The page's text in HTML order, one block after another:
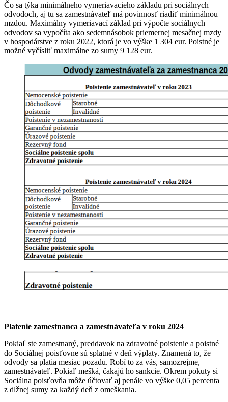
Čo sa týka minimálneho vymeriavacieho základu pri sociálnych
odvodoch, aj tu sa zamestnávateľ má povinnosť riadiť minimálnou
mzdou. Maximálny vymeriavací základ pri výpočte sociálnych
odvodov sa vypočíta ako sedemnásobok priemernej mesačnej mzdy
v hospodárstve z roku 2022, ktorá je vo výške 1 304 eur. Poistné je
možné vyčísliť maximálne zo sumy 9 128 eur.
Platenie zamestnanca a zamestnávateľa v roku 2024
Pokiaľ ste zamestnaný, preddavok na zdravotné poistenie a poistné
do Sociálnej poisťovne sú splatné v deň výplaty. Znamená to, že
odvody sa platia mesiac pozadu. Robí to za vás, samozrejme,
zamestnávateľ. Pokiaľ mešká, čakajú ho sankcie. Okrem pokuty si
Sociálna poisťovňa môže účtovať aj penále vo výške 0,05 percenta
z dlžnej sumy za každý deň z omeškania.